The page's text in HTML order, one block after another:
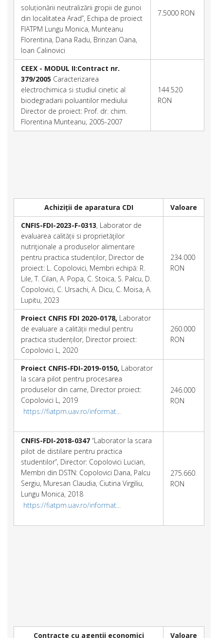
soluționării neutralizării gropii de gunoi
din localitatea Arad”, Echipa de proiect
FIATPM Lungu Monica, Munteanu
Florentina, Dana Radu, Brinzan Oana,
Ioan Calinovici
7.5000 RON
CEEX - MODUL II:Contract nr.
379/2005 Caracterizarea
electrochimica si studiul cinetic al
biodegradarii poluantilor mediului
Director de proiect: Prof. dr. chim.
Florentina Munteanu, 2005-2007
144.520
RON
Achiziții de aparatura CDI
Valoare
CNFIS-FDI-2023-F-0313, Laborator de
evaluarea calității si proprietăţilor
nutriţionale a produselor alimentare
pentru practica studenților, Director de
proiect: L. Copolovici, Membri echipă: R.
Lile, T. Cilan, A. Popa, C. Stoica, S. Palcu, D.
Copolovici, C. Ursachi, A. Dicu, C. Moisa, A.
Lupitu, 2023
234.000
RON
Proiect CNFIS FDI 2020-0178, Laborator
de evaluare a calității mediul pentru
practica studenților, Director proiect:
Copolovici L, 2020
260.000
RON
Proiect CNFIS-FDI-2019-0150, Laborator
la scara pilot pentru procesarea
produselor din carne, Director proiect:
Copolovici L, 2019
https://fiatpm.uav.ro/informat...
246.000
RON
CNFIS-FDI-2018-0347 “Laborator la scara
pilot de distilare pentru practica
studentilor”, Director: Copolovici Lucian,
Membri din DSTN: Copolovici Dana, Palcu
Sergiu, Muresan Claudia, Ciutina Virgiliu,
Lungu Monica, 2018
https://fiatpm.uav.ro/informat...
275.660
RON
Contracte cu agenții economici
Valoare